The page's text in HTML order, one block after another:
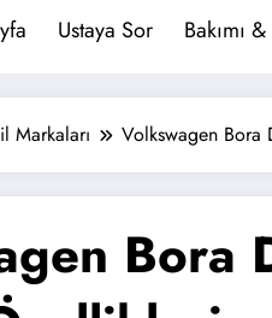
Ustaya Sor Bakımı
Markaları Volkswagen Bora
Bora